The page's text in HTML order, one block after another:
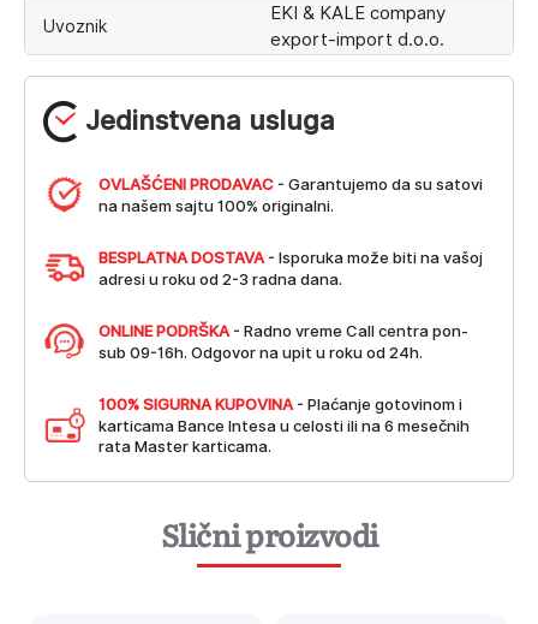
Jedinstvena usluga
OVLAŠĆENI PRODAVAC - Garantujemo da su satovi
na našem sajtu 100% originalni.
BESPLATNA DOSTAVA - Isporuka može biti na vašoj
adresi u roku od 2-3 radna dana.
ONLINE PODRŠKA - Radno vreme Call centra pon-
sub 09-16h. Odgovor na upit u roku od 24h.
100% SIGURNA KUPOVINA - Plaćanje gotovinom i
karticama Bance Intesa u celosti ili na 6 mesečnih
rata Master karticama.
Uvoznik
EKI & KALE company
export-import d.o.o.
Slični proizvodi